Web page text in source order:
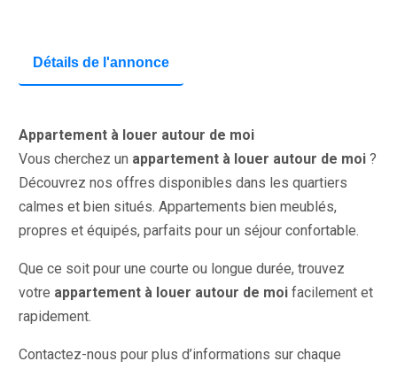
Détails de l'annonce
Appartement à louer autour de moi
Vous cherchez un appartement à louer autour de moi ?
Découvrez nos offres disponibles dans les quartiers
calmes et bien situés. Appartements bien meublés,
propres et équipés, parfaits pour un séjour confortable.
Que ce soit pour une courte ou longue durée, trouvez
votre appartement à louer autour de moi facilement et
rapidement.
Contactez-nous pour plus d’informations sur chaque